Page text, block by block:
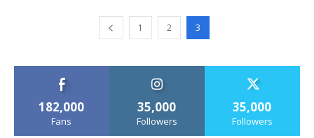
1 2 3
182,000
Fans
35,000
Followers
35,000
Followers